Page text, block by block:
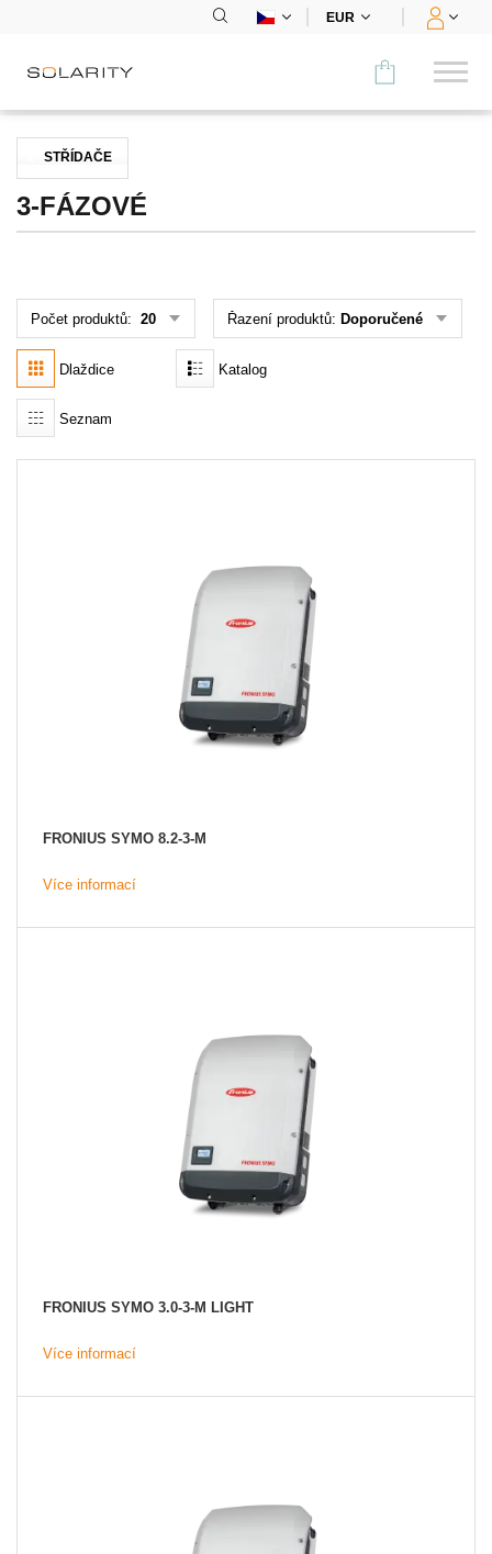
EUR
Porovnat
KATEGORIE
Bateriová úložiště
Nabíjecí stanice
Montážní systémy
Zapomenuté heslo
STŘÍDAČE
3-FÁZOVÉ
Počet produktů: 20 Řazení produktů: Doporučené
Dlaždice Katalog
Seznam
FRONIUS SYMO 8.2-3-M
Více informací
FRONIUS SYMO 3.0-3-M LIGHT
Více informací